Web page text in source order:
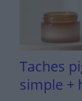
Taches
simple +